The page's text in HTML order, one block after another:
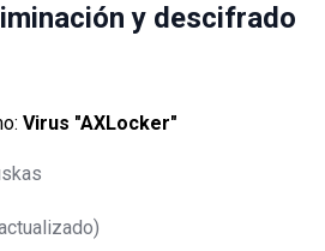
y descifrado
Virus "AXLocker"